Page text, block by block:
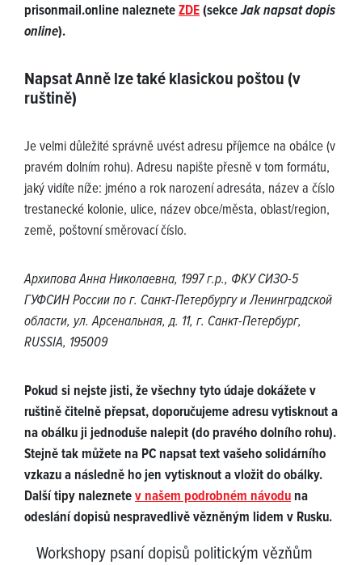
prisonmail.online nalezneteZDE(sekceJak napsat dopis
online).
Napsat Anně lze také klasickou poštou (v
ruštině)
Je velmi důležité správně uvést adresu příjemce na obálce (v
pravém dolním rohu). Adresu napište přesně v tom formátu,
jaký vidíte níže: jméno a rok narození adresáta, název a číslo
trestanecké kolonie, ulice, název obce/města, oblast/region,
země, poštovní směrovací číslo.
Архипова Анна Николаевна, 1997 г.р., ФКУ СИЗО-5
ГУФСИН России по г. Санкт-Петербургу и Ленинградской
области, ул. Арсенальная, д. 11, г. Санкт-Петербург,
RUSSIA, 195009
Pokud si nejste jisti, že všechny tyto údaje dokážete v
ruštině čitelně přepsat, doporučujeme adresu vytisknout a
na obálku ji jednoduše nalepit (do pravého dolního rohu).
Stejně tak můžete na PC napsat text vašeho solidárního
vzkazu a následně ho jen vytisknout a vložit do obálky.
Další tipy naleznetev našem podrobném návodu na
odeslání dopisů nespravedlivě vězněným lidem v Rusku.
Workshopy psaní dopisů politickým vězňům